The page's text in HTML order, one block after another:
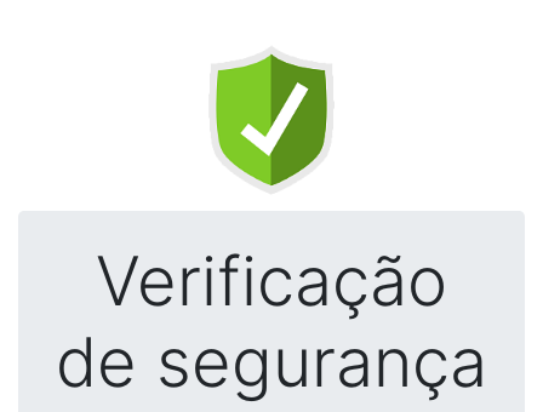
Verificação
de segurança